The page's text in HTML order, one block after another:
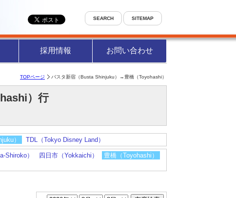
採用情報 お問い合わせ
SEARCH SITEMAP
TOPページ バスタ新宿（Busta Shinjuku）→豊橋（Toyohashi）
）行
） TDL（Tokyo Disney Land）
Shiroko） 四日市（Yokkaichi）
豊橋（Toyohashi）